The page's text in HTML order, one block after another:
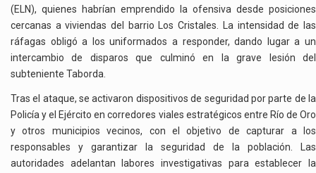
(ELN), quienes habrían emprendido la ofensiva desde posiciones
cercanas a viviendas del barrio Los Cristales. La intensidad de las
ráfagas obligó a los uniformados a responder, dando lugar a un
intercambio de disparos que culminó en la grave lesión del
subteniente Taborda.
Tras el ataque, se activaron dispositivos de seguridad por parte de la
Policía y el Ejército en corredores viales estratégicos entre Río de Oro
y otros municipios vecinos, con el objetivo de capturar a los
responsables y garantizar la seguridad de la población. Las
autoridades adelantan labores investigativas para establecer la